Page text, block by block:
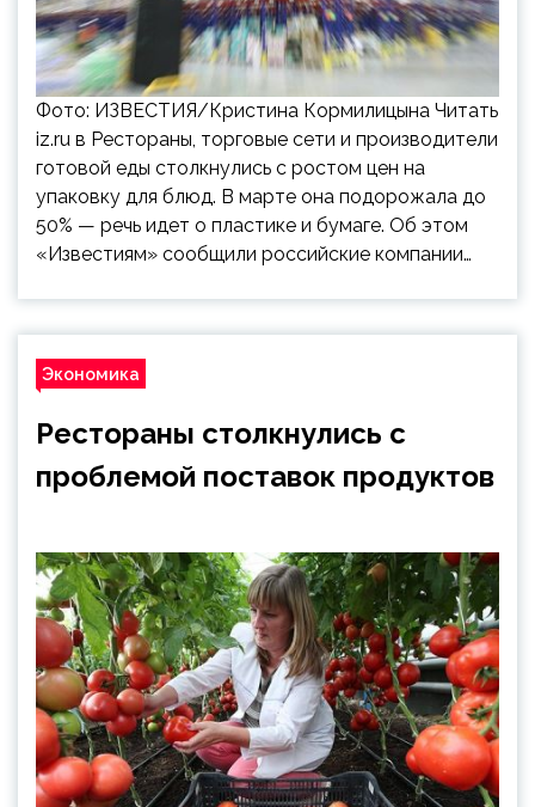
Фото: ИЗВЕСТИЯ/Кристина Кормилицына Читать
iz.ru в Рестораны, торговые сети и производители
готовой еды столкнулись с ростом цен на
упаковку для блюд. В марте она подорожала до
50% — речь идет о пластике и бумаге. Об этом
«Известиям» сообщили российские компании…
Экономика
Рестораны столкнулись с
проблемой поставок продуктов